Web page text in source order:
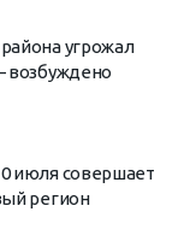
угрожал
возбуждено
июля совершает
регион